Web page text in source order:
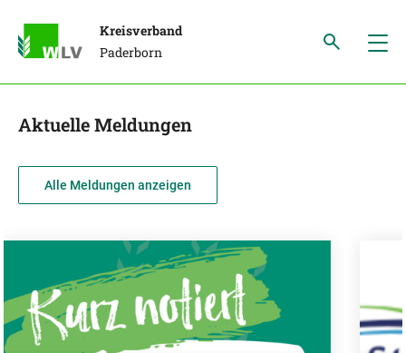
Kreisverband
Paderborn
Aktuelle Meldungen
Alle Meldungen anzeigen